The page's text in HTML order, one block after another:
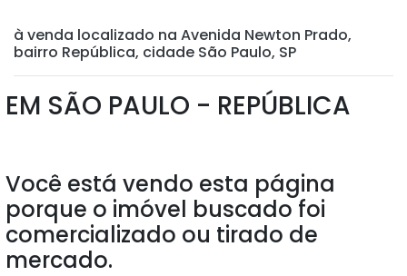
à venda localizado na Avenida Newton Prado,
bairro República, cidade São Paulo, SP
EM SÃO PAULO - REPÚBLICA
Você está vendo esta página
porque o imóvel buscado foi
comercializado ou tirado de
mercado.